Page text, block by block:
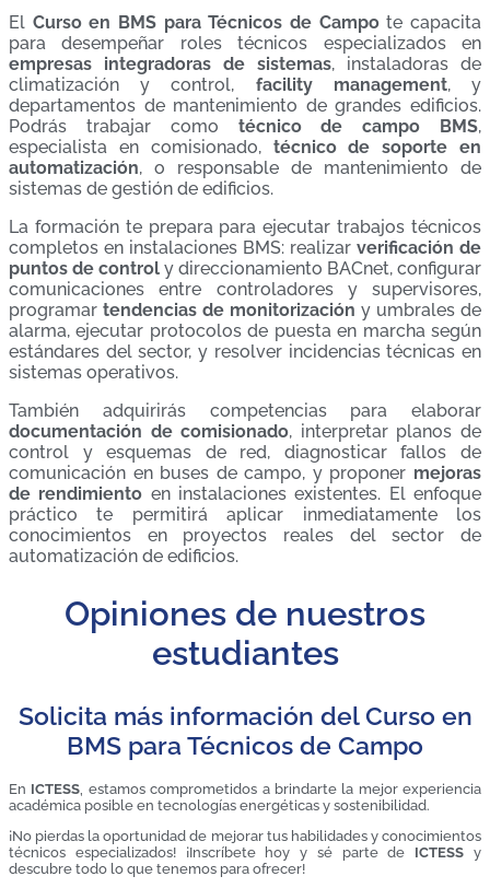
El Curso en BMS para Técnicos de Campote capacita
para desempeñar roles técnicos especializados en
empresas integradoras de sistemas, instaladoras de
climatización y control, facility management, y
departamentos de mantenimiento de grandes edificios.
Podrás trabajar como técnico de campo BMS,
especialista en comisionado, técnico de soporte en
automatización, o responsable de mantenimiento de
sistemas de gestión de edificios.
La formación te prepara para ejecutar trabajos técnicos
completos en instalaciones BMS: realizar verificación de
puntos de control y direccionamiento BACnet, configurar
comunicaciones entre controladores y supervisores,
programar tendencias de monitorización y umbrales de
alarma, ejecutar protocolos de puesta en marcha según
estándares del sector, y resolver incidencias técnicas en
sistemas operativos.
También adquirirás competencias para elaborar
documentación de comisionado, interpretar planos de
control y esquemas de red, diagnosticar fallos de
comunicación en buses de campo, y proponer mejoras
de rendimiento en instalaciones existentes. El enfoque
práctico te permitirá aplicar inmediatamente los
conocimientos en proyectos reales del sector de
automatización de edificios.
Opiniones de nuestros
estudiantes
Solicita más información del Curso en
BMS para Técnicos de Campo
En ICTESS, estamos comprometidos a brindarte la mejor experiencia
académica posible en tecnologías energéticas y sostenibilidad.
¡No pierdas la oportunidad de mejorar tus habilidades y conocimientos
técnicos especializados! ¡Inscríbete hoy y sé parte de ICTESS y
descubre todo lo que tenemos para ofrecer!